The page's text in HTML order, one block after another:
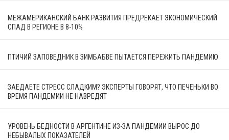
МЕЖАМЕРИКАНСКИЙ БАНК РАЗВИТИЯ ПРЕДРЕКАЕТ ЭКОНОМИЧЕСКИЙ
СПАД В РЕГИОНЕ В 8-10%
ПТИЧИЙ ЗАПОВЕДНИК В ЗИМБАБВЕ ПЫТАЕТСЯ ПЕРЕЖИТЬ ПАНДЕМИЮ
ЗАЕДАЕТЕ СТРЕСС СЛАДКИМ? ЭКСПЕРТЫ ГОВОРЯТ, ЧТО ПЕЧЕНЬКИ ВО
ВРЕМЯ ПАНДЕМИИ НЕ НАВРЕДЯТ
УРОВЕНЬ БЕДНОСТИ В АРГЕНТИНЕ ИЗ-ЗА ПАНДЕМИИ ВЫРОС ДО
НЕБЫВАЛЫХ ПОКАЗАТЕЛЕЙ